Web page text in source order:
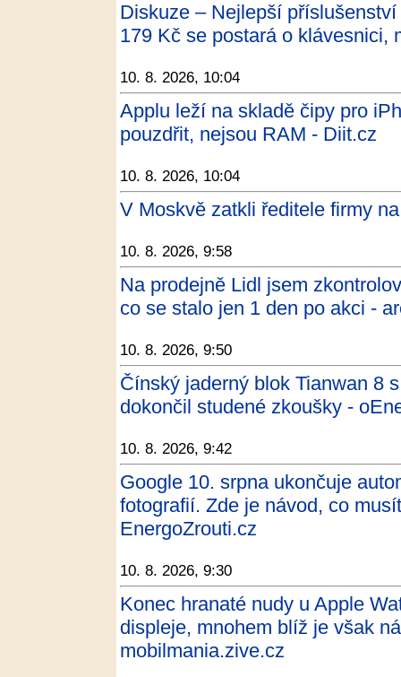
Diskuze – Nejlepší
179 Kč se postará o klávesnici,
10. 8. 2026, 10:04
Applu leží na skladě čipy pro
pouzdřit, nejsou RAM - Diit.cz
10. 8. 2026, 10:04
V Moskvě zatkli ředitele firmy
10. 8. 2026, 9:58
Na prodejně Lidl jsem
co se stalo jen 1 den po akci -
10. 8. 2026, 9:50
Čínský jaderný blok Tianwan 8
dokončil studené zkoušky -
10. 8. 2026, 9:42
Google 10. srpna ukončuje
fotografií. Zde je návod, co
EnergoZrouti.cz
10. 8. 2026, 9:30
Konec hranaté nudy u Apple
displeje, mnohem blíž je však
mobilmania.zive.cz